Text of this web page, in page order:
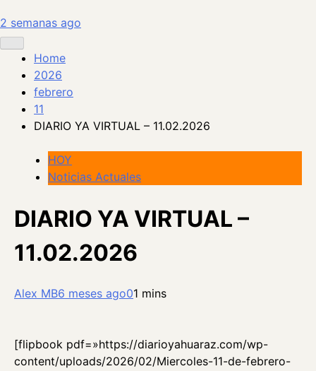
2 semanas ago
Home
2026
febrero
11
DIARIO YA VIRTUAL – 11.02.2026
HOY
Noticias Actuales
DIARIO YA VIRTUAL –
11.02.2026
Alex MB6 meses ago01 mins
[flipbook pdf=»https://diarioyahuaraz.com/wp-
content/uploads/2026/02/Miercoles-11-de-febrero-